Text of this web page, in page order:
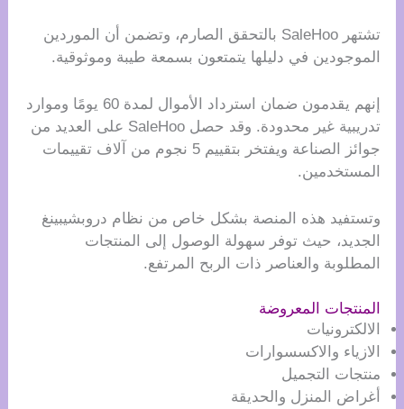
تشتهر SaleHoo بالتحقق الصارم، وتضمن أن الموردين
الموجودين في دليلها يتمتعون بسمعة طيبة وموثوقية.
إنهم يقدمون ضمان استرداد الأموال لمدة 60 يومًا وموارد
تدريبية غير محدودة. وقد حصل SaleHoo على العديد من
جوائز الصناعة ويفتخر بتقييم 5 نجوم من آلاف تقييمات
المستخدمين.
وتستفيد هذه المنصة بشكل خاص من نظام دروبشيبينغ
الجديد، حيث توفر سهولة الوصول إلى المنتجات
المطلوبة والعناصر ذات الربح المرتفع.
المنتجات المعروضة
الالكترونيات
الازياء والاكسسوارات
منتجات التجميل
أغراض المنزل والحديقة